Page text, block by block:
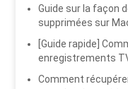
Guide sur la façon
supprimées sur
[Guide rapide]
enregistrements
Comment